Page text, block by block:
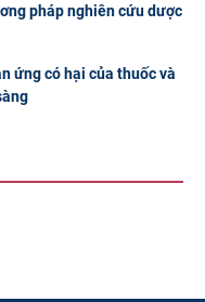
pháp nghiên cứu dược
ứng có hại của thuốc và